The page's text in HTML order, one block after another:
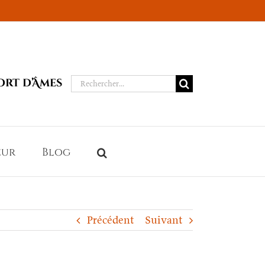
d’Âmes Rechercher:
Blog
Précédent Suivant